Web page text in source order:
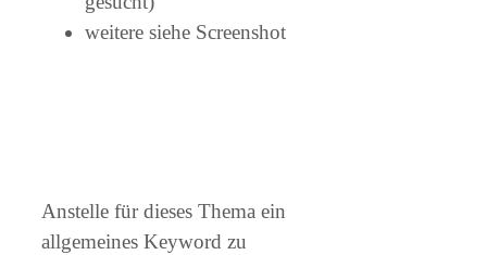
weitere siehe Screenshot
Anstelle für dieses Thema ein
allgemeines Keyword zu